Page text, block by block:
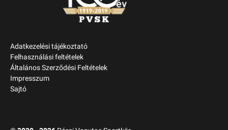
Adatkezelési tájékoztató
Felhasználási feltételek
Általános Szerződési Feltételek
Impresszum
Sajtó